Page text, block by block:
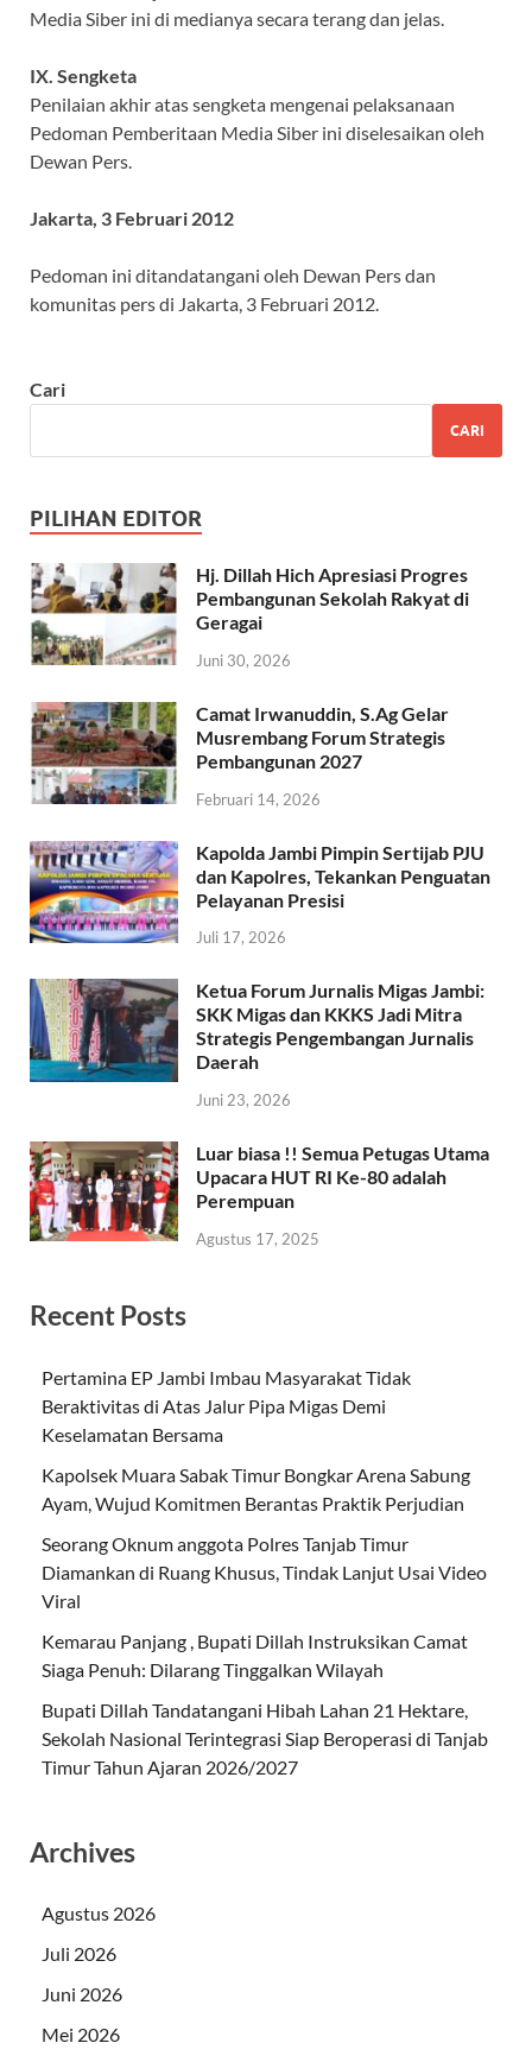
Media Siber ini di medianya secara terang dan jelas.
IX. Sengketa
Penilaian akhir atas sengketa mengenai pelaksanaan
Pedoman Pemberitaan Media Siber ini diselesaikan oleh
Dewan Pers.
Jakarta, 3 Februari 2012
Pedoman ini ditandatangani oleh Dewan Pers dan
komunitas pers di Jakarta, 3 Februari 2012.
Cari
CARI
PILIHAN EDITOR
Hj. Dillah Hich Apresiasi Progres
Pembangunan Sekolah Rakyat di
Geragai
Juni 30, 2026
Camat Irwanuddin, S.Ag Gelar
Musrembang Forum Strategis
Pembangunan 2027
Februari 14, 2026
Kapolda Jambi Pimpin Sertijab PJU
dan Kapolres, Tekankan Penguatan
Pelayanan Presisi
Juli 17, 2026
Ketua Forum Jurnalis Migas Jambi:
SKK Migas dan KKKS Jadi Mitra
Strategis Pengembangan Jurnalis
Daerah
Juni 23, 2026
Luar biasa !! Semua Petugas Utama
Upacara HUT RI Ke-80 adalah
Perempuan
Agustus 17, 2025
Recent Posts
Pertamina EP Jambi Imbau Masyarakat Tidak
Beraktivitas di Atas Jalur Pipa Migas Demi
Keselamatan Bersama
Kapolsek Muara Sabak Timur Bongkar Arena Sabung
Ayam, Wujud Komitmen Berantas Praktik Perjudian
Seorang Oknum anggota Polres Tanjab Timur
Diamankan di Ruang Khusus, Tindak Lanjut Usai Video
Viral
Kemarau Panjang , Bupati Dillah Instruksikan Camat
Siaga Penuh: Dilarang Tinggalkan Wilayah
Bupati Dillah Tandatangani Hibah Lahan 21 Hektare,
Sekolah Nasional Terintegrasi Siap Beroperasi di Tanjab
Timur Tahun Ajaran 2026/2027
Archives
Agustus 2026
Juli 2026
Juni 2026
Mei 2026